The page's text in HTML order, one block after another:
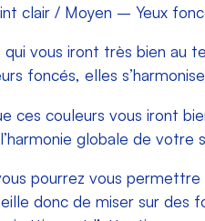
clair / Moyen – Yeux
vous iront très bien au
foncés, elles
ces couleurs vous iront
globale de votre
pourrez vous
donc de miser sur des